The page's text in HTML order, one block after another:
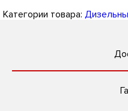
Категории товара: